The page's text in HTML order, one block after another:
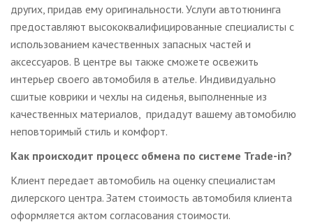
других, придав ему оригинальности. Услуги автотюнинга
предоставляют высококвалифицированные специалисты с
использованием качественных запасных частей и
аксессуаров. В центре вы также сможете освежить
интерьер своего автомобиля в ателье. Индивидуально
сшитые коврики и чехлы на сиденья, выполненные из
качественных материалов, придадут вашему автомобилю
неповторимый стиль и комфорт.
Как происходит процесс обмена по системе Trade-in?
Клиент передает автомобиль на оценку специалистам
дилерского центра. Затем стоимость автомобиля клиента
оформляется актом согласования стоимости.